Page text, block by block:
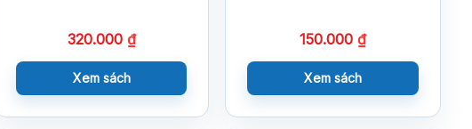
320.000 ₫
Xem sách
150.000₫
Xem sách